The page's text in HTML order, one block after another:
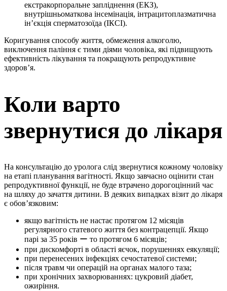
екстракорпоральне запліднення (ЕКЗ),
внутрішньоматкова інсемінація, інтрацитоплазматична
ін’єкція сперматозоїда (ІКСІ).
Коригування способу життя, обмеження алкоголю,
виключення паління є тими діями чоловіка, які підвищують
ефективність лікування та покращують репродуктивне
здоров’я.
Коли варто
звернутися до лікаря
На консультацію до уролога слід звернутися кожному чоловіку
на етапі планування вагітності. Якщо завчасно оцінити стан
репродуктивної функції, не буде втрачено дорогоцінний час
на шляху до зачаття дитини. В деяких випадках візит до лікаря
є обов’язковим:
якщо вагітність не настає протягом 12 місяців
регулярного статевого життя без контрацепції. Якщо
парі за 35 років ー то протягом 6 місяців;
при дискомфорті в області яєчок, порушеннях еякуляції;
при перенесених інфекціях сечостатевої системи;
після травм чи операцій на органах малого таза;
при хронічних захворюваннях: цукровий діабет,
ожиріння.